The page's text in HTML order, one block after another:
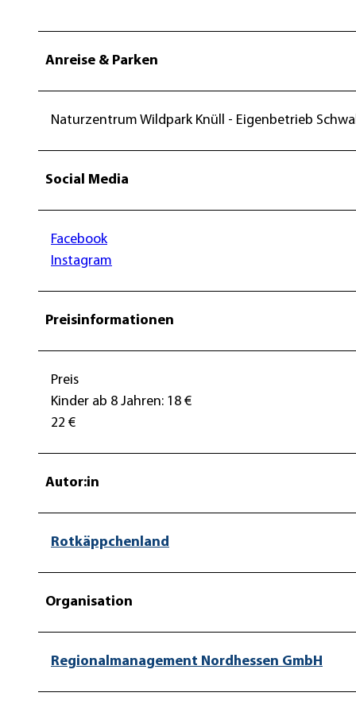
Anreise & Parken
Naturzentrum Wildpark Knüll - Eigenbetrieb
Social Media
Facebook
Instagram
Preisinformationen
Preis
Kinder ab 8 Jahren: 18 €
22 €
Autor:in
Rotkäppchenland
Organisation
Regionalmanagement Nordhessen GmbH